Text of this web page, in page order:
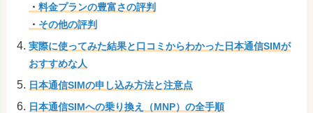
・ 料金プランの豊富さの評判
・ その他の評判
実際に使ってみた結果と口コミからわかった日本通信SIMが
おすすめな人
日本通信SIMの申し込み方法と注意点
日本通信SIMへの乗り換え（MNP）の全手順